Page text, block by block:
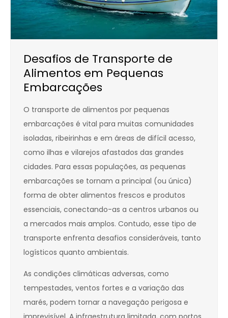
Desafios de Transporte de
Alimentos em Pequenas
Embarcações
O transporte de alimentos por pequenas
embarcações é vital para muitas comunidades
isoladas, ribeirinhas e em áreas de difícil acesso,
como ilhas e vilarejos afastados das grandes
cidades. Para essas populações, as pequenas
embarcações se tornam a principal (ou única)
forma de obter alimentos frescos e produtos
essenciais, conectando-as a centros urbanos ou
a mercados mais amplos. Contudo, esse tipo de
transporte enfrenta desafios consideráveis, tanto
logísticos quanto ambientais.
As condições climáticas adversas, como
tempestades, ventos fortes e a variação das
marés, podem tornar a navegação perigosa e